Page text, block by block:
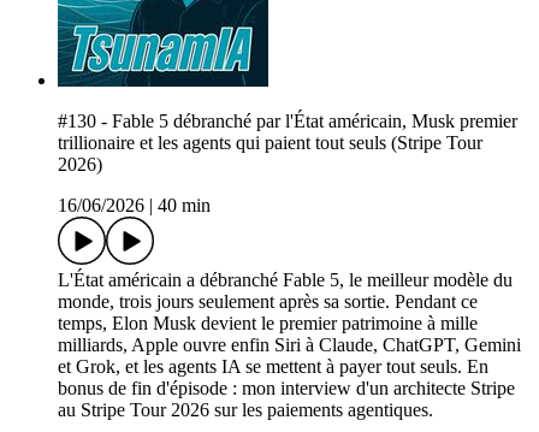
#130 - Fable 5 débranché par l'État américain, Musk premier
trillionaire et les agents qui paient tout seuls (Stripe Tour
2026)
16/06/2026
40 min
L'État américain a débranché Fable 5, le meilleur modèle du
monde, trois jours seulement après sa sortie. Pendant ce
temps, Elon Musk devient le premier patrimoine à mille
milliards, Apple ouvre enfin Siri à Claude, ChatGPT, Gemini
et Grok, et les agents IA se mettent à payer tout seuls. En
bonus de fin d'épisode : mon interview d'un architecte Stripe
au Stripe Tour 2026 sur les paiements agentiques.